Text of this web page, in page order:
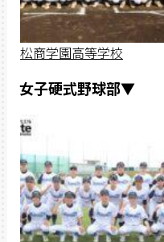
松商学園高等学校
女子硬式野球部▼